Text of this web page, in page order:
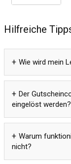
Hilfreiche
Wie wird mein
Der
eingelöst werden?
Warum
nicht?